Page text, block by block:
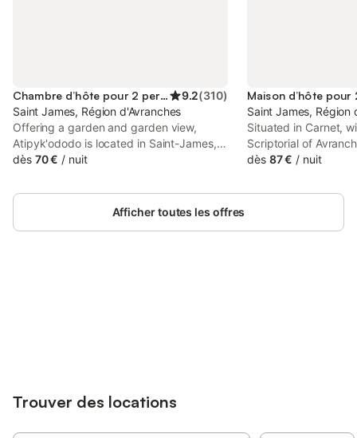
Chambre d’hôte pour 2 personnes 9.2(310)
Saint James, Région d'Avranches
Offering a garden and garden view,
Atipyk'ododo is located in Saint-James,
22 km from Scriptorial of Avranches -
and 25 km from Mont Saint Michel
dès 70 € / nuit
Saint James, Région
Situated in Carnet,
Scriptorial of
Museum of Mont
Gautraie features
dès 87 € / nuit
Afficher toutes les offres
Trouver des locations